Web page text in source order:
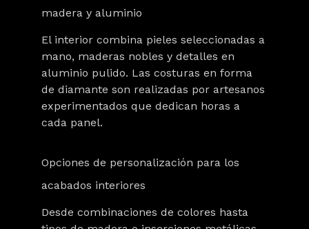
madera y aluminio
El interior combina pieles seleccionadas a
mano, maderas nobles y detalles en
aluminio pulido. Las costuras en forma
de diamante son realizadas por artesanos
experimentados que dedican horas a
cada panel.
Opciones de personalización para los
acabados interiores
Desde combinaciones de colores hasta